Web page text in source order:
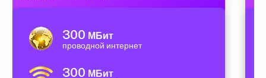
300 МБит
проводной интернет
300 МБит